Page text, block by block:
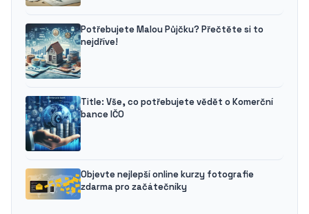
Potřebujete Malou Půjčku? Přečtěte si to
nejdříve!
Title: Vše, co potřebujete vědět o Komerční
bance IČO
Objevte nejlepší online kurzy fotografie
zdarma pro začátečníky